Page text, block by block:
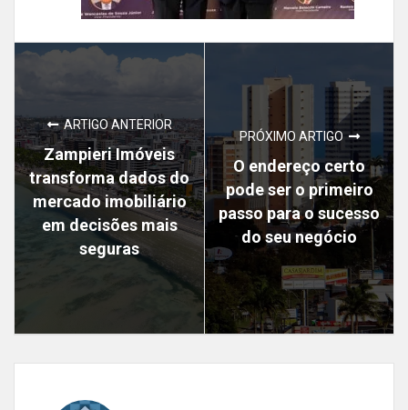
ARTIGO ANTERIOR
Zampieri Imóveis
transforma dados do
mercado imobiliário
em decisões mais
seguras
PRÓXIMO ARTIGO
O endereço certo
pode ser o primeiro
passo para o sucesso
do seu negócio